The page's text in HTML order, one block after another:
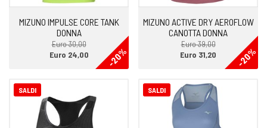
MIZUNO IMPULSE CORE TANK
DONNA
Euro 30,00
-20%
Euro 24,00
MIZUNO ACTIVE DRY AEROFLOW
CANOTTA DONNA
Euro 39,00
-20%
Euro 31,20
SALDI SALDI